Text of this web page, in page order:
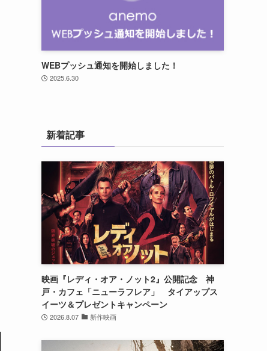
WEBプッシュ通知を開始しました！
2025.6.30
新着記事
映画『レディ・オア・ノット2』公開記念 神
戸・カフェ「ニューラフレア」 タイアップス
イーツ＆プレゼントキャンペーン
2026.8.07 新作映画